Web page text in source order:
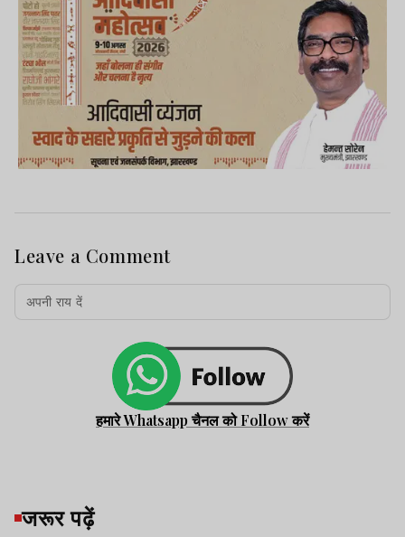
Leave a Comment
हमारे Whatsapp चैनल को Follow करें
जरूर पढ़ें